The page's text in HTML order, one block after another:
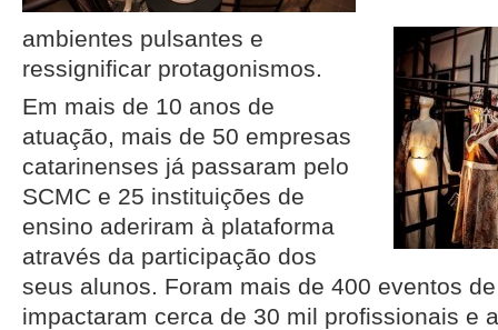
ambientes pulsantes e
ressignificar protagonismos.
Em mais de 10 anos de
atuação, mais de 50 empresas
catarinenses já passaram pelo
SCMC e 25 instituições de
ensino aderiram à plataforma
através da participação dos
seus alunos. Foram mais de 400 eventos
impactaram cerca de 30 mil profissionais e